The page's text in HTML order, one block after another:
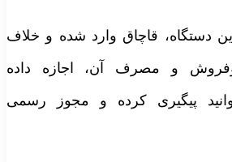
قاچاق وارد شده و خلاف
و مصرف آن، اجازه داده
پیگیری کرده و مجوز رسمی